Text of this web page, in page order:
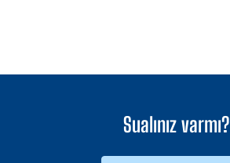
Sualınız varmı?